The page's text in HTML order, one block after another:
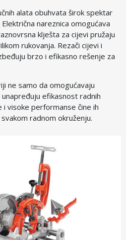
alata obuhvata širok spektar
nareznica omogućava
klješta za cijevi pružaju
rukovanja. Rezači cijevi i
brzo i efikasno rešenje za
ne samo da omogućavaju
efikasnost radnih
i visoke performanse čine ih
radnom okruženju.